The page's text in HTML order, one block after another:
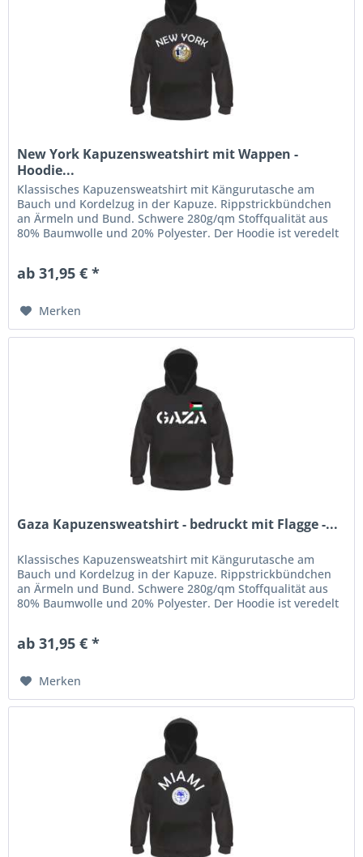
New York Kapuzensweatshirt mit Wappen -
Hoodie...
Klassisches Kapuzensweatshirt mit Kängurutasche am
Bauch und Kordelzug in der Kapuze. Rippstrickbündchen
an Ärmeln und Bund. Schwere 280g/qm Stoffqualität aus
80% Baumwolle und 20% Polyester. Der Hoodie ist veredelt
ab 31,95 € *
Merken
Gaza Kapuzensweatshirt - bedruckt mit Flagge -...
Klassisches Kapuzensweatshirt mit Kängurutasche am
Bauch und Kordelzug in der Kapuze. Rippstrickbündchen
an Ärmeln und Bund. Schwere 280g/qm Stoffqualität aus
80% Baumwolle und 20% Polyester. Der Hoodie ist veredelt
ab 31,95 € *
Merken